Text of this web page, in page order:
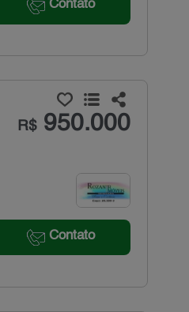
Contato
R$950.000
Contato